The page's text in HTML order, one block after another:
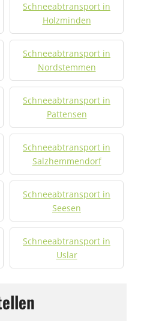
Schneeabtransport in
Holzminden
Schneeabtransport in
Nordstemmen
Schneeabtransport in
Pattensen
Schneeabtransport in
Salzhemmendorf
Schneeabtransport in
Seesen
Schneeabtransport in
Uslar